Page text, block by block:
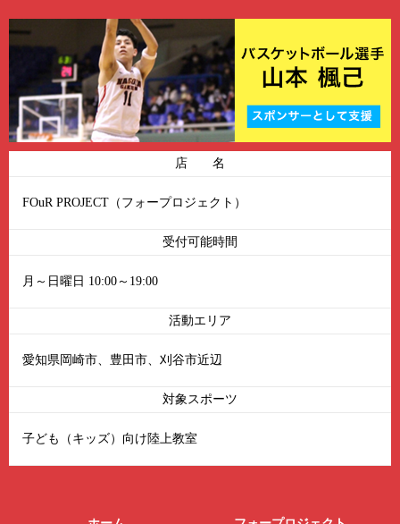
店 名
FOuR PROJECT（フォープロジェクト）
受付可能時間
月～日曜日 10:00～19:00
活動エリア
愛知県岡崎市、豊田市、刈谷市近辺
対象スポーツ
子ども（キッズ）向け陸上教室